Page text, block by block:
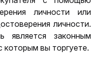
личности или
личности.
является законным
которым вы торгуете.